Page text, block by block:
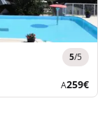
5/5
AÚj
ár
259€